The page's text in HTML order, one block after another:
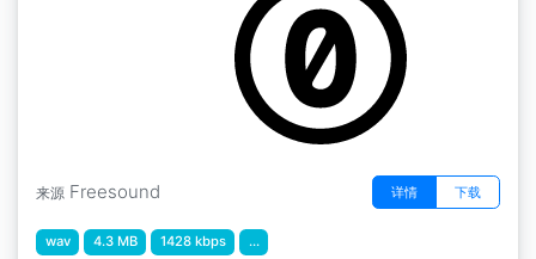
来源 Freesound 详情 下载
wav 4.3 MB 1428 kbps ...